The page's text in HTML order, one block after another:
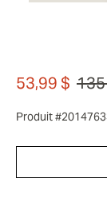
53,99 $
Produit